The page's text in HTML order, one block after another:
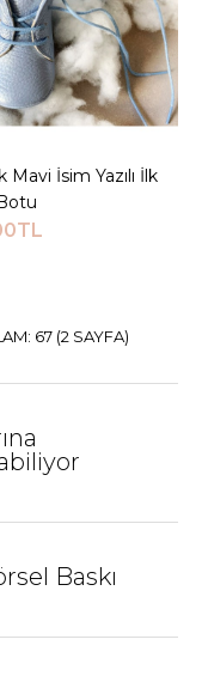
Kalp Detaylı Luz
Sepete Ekle
LISTESINE EKLE
LISTESINE EKLE
Luz İsimli Bebek
Sepete Ekle
Sepete Ekle
Mavi İsim Yazılı İlk
67 (2 SAYFA)
Baskı